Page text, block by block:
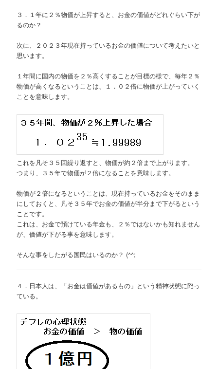
３．１年に２％物価が上昇すると、お金の価値がどれぐらい下が
るのか？
次に、２０２３年現在持っているお金の価値について考えたいと
思います。
１年間に国内の物価を２％高くすることが目標の様で、毎年２％
物価が高くなるということは、１．０２倍に物価が上がっていく
ことを意味します。
これを凡そ３５回繰り返すと、物価が約２倍まで上がります。
つまり、３５年で物価が２倍になることを意味します。
物価が２倍になるということは、現在持っているお金をそのまま
にしておくと、凡そ３５年でお金の価値が半分まで下がるという
ことです。
これは、お金で預けている年金も、２％ではないかも知れません
が、価値が下がる事を意味します。
そんな事をしたがる国民はいるのか？ (^^;
４．日本人は、「お金は価値があるもの」という精神状態に陥っ
ている。